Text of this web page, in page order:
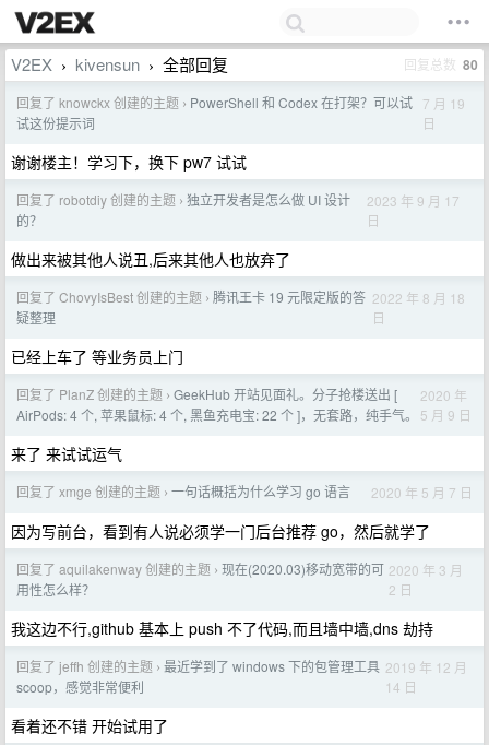
V2EX › kivensun › 全部回复 回复总数 80
回复了 knowckx 创建的主题 › PowerShell 和 Codex 在打架？可以试
试这份提示词
7 月 19
日
谢谢楼主！学习下，换下 pw7 试试
回复了 robotdiy 创建的主题 › 独立开发者是怎么做 UI 设计
的？
2023 年 9 月 17
日
做出来被其他人说丑,后来其他人也放弃了
回复了 ChovyIsBest 创建的主题 › 腾讯王卡 19 元限定版的答
疑整理
2022 年 8 月 18
日
已经上车了 等业务员上门
回复了 PlanZ 创建的主题 › GeekHub 开站见面礼。分子抢楼送出 [
AirPods: 4 个, 苹果鼠标: 4 个, 黑鱼充电宝: 22 个 ]，无套路，纯手气。
2020 年
5 月 9 日
来了 来试试运气
回复了 xmge 创建的主题 › 一句话概括为什么学习 go 语言 2020 年 5 月 7 日
因为写前台，看到有人说必须学一门后台推荐 go，然后就学了
回复了 aquilakenway 创建的主题 › 现在(2020.03)移动宽带的可
用性怎么样？
2020 年 3 月
2 日
我这边不行,github 基本上 push 不了代码,而且墙中墙,dns 劫持
回复了 jeffh 创建的主题 › 最近学到了 windows 下的包管理工具
scoop，感觉非常便利
2019 年 12 月
14 日
看着还不错 开始试用了